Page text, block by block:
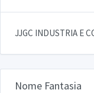
JJGC INDUSTRIA E
Nome Fantasia